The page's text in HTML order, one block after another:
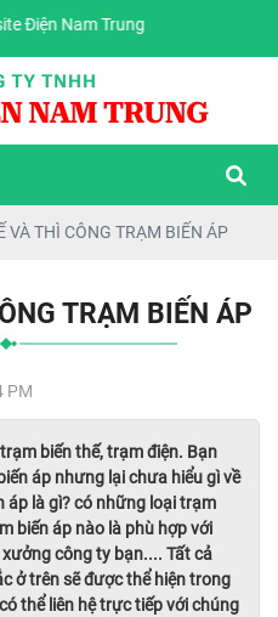
Trung
VÀ THÌ CÔNG TRẠM BIẾN ÁP
TRẠM BIẾN ÁP
PM
biến thế, trạm điện. Bạn
áp nhưng lại chưa hiểu gì về
áp là gì? có những loại trạm
biến áp nào là phù hợp với
công ty bạn.... Tất cả
ở trên sẽ được thể hiện trong
thể liên hệ trực tiếp với chúng